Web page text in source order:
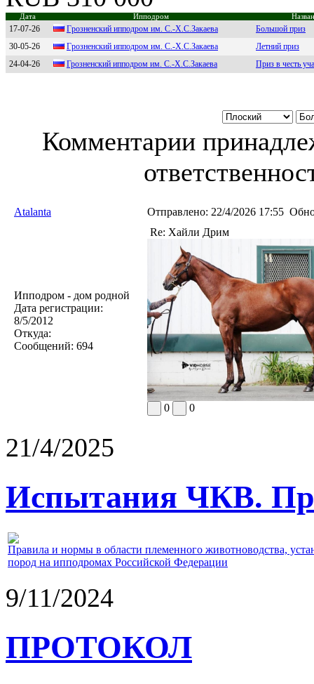
Дата Ипподром
17-07-26 Гpозненcкий ипподpом им. С.-Х.С.Зaкaевa
Большой приз
30-05-26
Гpoзнeнcкий иппoдpoм им. С.-Х.С.Зaкaeвa
Летний приз
24-04-26
Грoзнeнский иппoдрoм им. С.-Х.С.Зaкaeвa Приз в честь
Комментарии
Atalanta Отправлено: 22/4/2026 17:55
Ипподром - дом родной
Дата регистрации:
8/5/2012
Откуда:
Сообщений: 694
Re: Хайли Дрим
0 0
21/4/2025
Испытания ЧКВ.
Правила и нормы в области племенного животноводства,
пород на ипподромах Российской Федерации
9/11/2024
ПРОТОКОЛ